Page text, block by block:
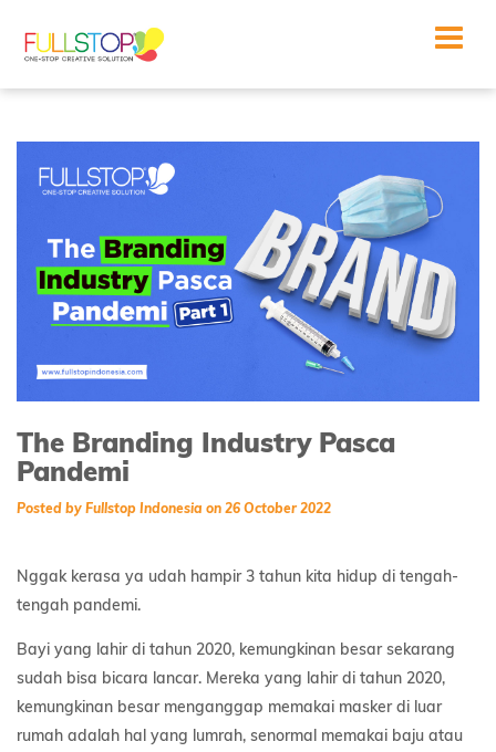
Toggle
The Branding Industry Pasca
Pandemi
Posted by Fullstop Indonesia on 26 October 2022
Nggak kerasa ya udah hampir 3 tahun kita hidup di tengah-
tengah pandemi.
Bayi yang lahir di tahun 2020, kemungkinan besar sekarang
sudah bisa bicara lancar. Mereka yang lahir di tahun 2020,
kemungkinan besar menganggap memakai masker di luar
rumah adalah hal yang lumrah, senormal memakai baju atau